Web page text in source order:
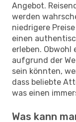
Angebot.
werden
niedrigere
einen
erleben.
aufgrund der
sein könnten,
dass beliebte
was einen
Was kann